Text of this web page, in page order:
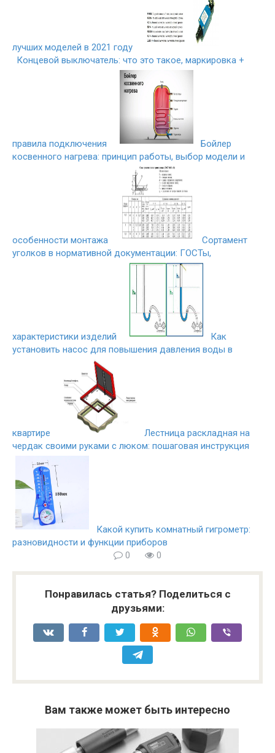
лучших моделей в 2021 году
Концевой выключатель: что это такое, маркировка +
правила подключения
Бойлер
косвенного нагрева: принцип работы, выбор модели и
особенности монтажа
Сортамент
уголков в нормативной документации: ГОСТы,
характеристики изделий
Как
установить насос для повышения давления воды в
квартире
Лестница раскладная на
чердак своими руками с люком: пошаговая инструкция
Какой купить комнатный гигрометр:
разновидности и функции приборов
0
0
Понравилась статья? Поделиться с
друзьями:
Вам также может быть интересно